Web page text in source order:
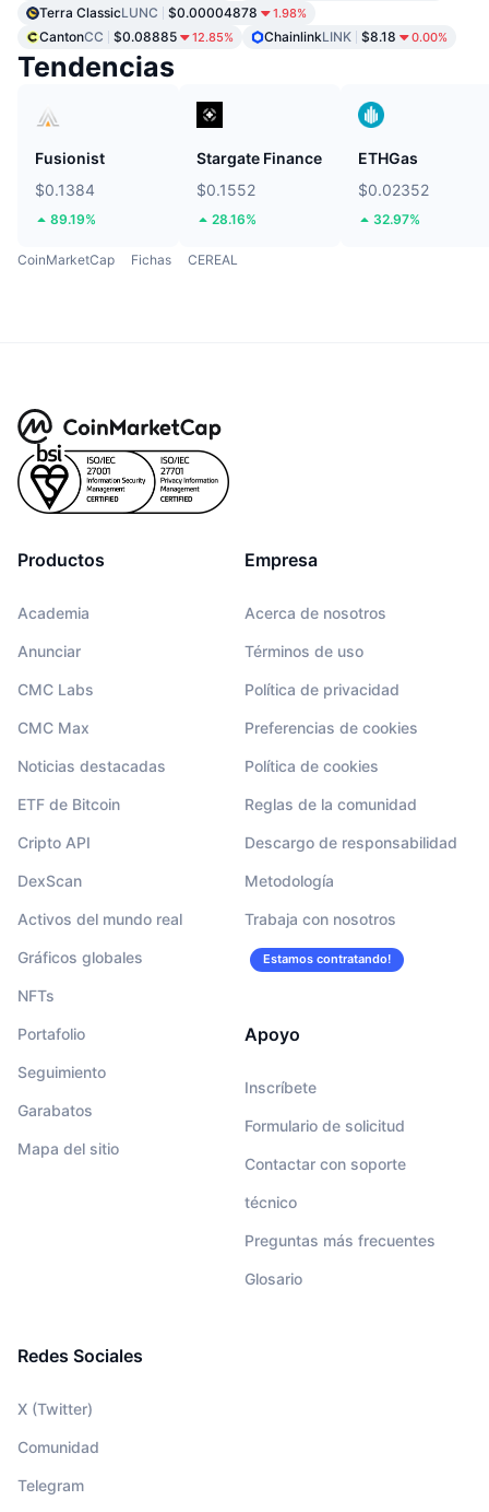
Terra ClassicLUNC $0.00004878 1.98%
CantonCC $0.08885 12.85% ChainlinkLINK $8.18 0.00%
Tendencias
Fusionist
$0.1384
89.19%
Stargate Finance
$0.1552
28.16%
ETHGas
$0.02352
32.97%
CoinMarketCap Fichas CEREAL
Productos
Academia
Anunciar
CMC Labs
CMC Max
Noticias destacadas
ETF de Bitcoin
Cripto API
DexScan
Activos del mundo real
Gráficos globales
NFTs
Portafolio
Seguimiento
Garabatos
Mapa del sitio
Empresa
Acerca de nosotros
Términos de uso
Política de privacidad
Preferencias de cookies
Política de cookies
Reglas de la comunidad
Descargo de responsabilidad
Metodología
Trabaja con nosotros
Estamos contratando!
Apoyo
Inscríbete
Formulario de solicitud
Contactar con soporte
técnico
Preguntas más frecuentes
Glosario
Redes Sociales
X (Twitter)
Comunidad
Telegram